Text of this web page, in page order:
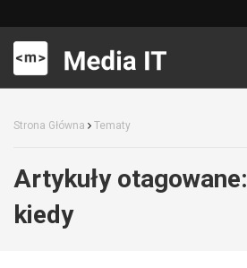
Strona Główna Tematy
Artykuły otagowane:
kiedy